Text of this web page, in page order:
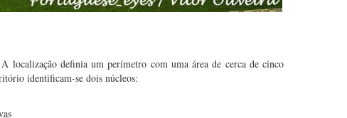
localização definia um perímetro com uma área de cerca de cinco
identificam-se dois núcleos: